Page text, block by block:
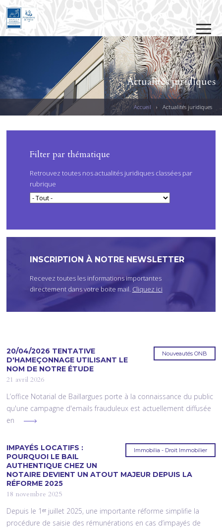
Actualités juridiques
C
Accueil › Actualités juridiques
Filter par thématique
Retrouvez toutes nos actualités juridiques classées par
rubrique
INSCRIPTION À NOTRE NEWSLETTER
Recevez toutes les informations importantes
directement dans votre boite mail. Cliquez ici
Nouveautés ONB
20/04/2026 TENTATIVE
D'HAMEÇONNAGE UTILISANT LE
NOM DE NOTRE ÉTUDE
21 avril 2026
L’office Notarial de Baillargues porte à la connaissance du public
qu'une campagne d'emails frauduleux est actuellement diffusée
en
Immobilia - Droit Immobilier
IMPAYÉS LOCATIFS :
POURQUOI LE BAIL
AUTHENTIQUE CHEZ UN
NOTAIRE DEVIENT UN ATOUT MAJEUR DEPUIS LA
RÉFORME 2025
18 novembre 2025
Depuis le 1ᵉʳ juillet 2025, une importante réforme simplifie la
procédure de saisie des rémunérations en cas d’impayés de
PAGES